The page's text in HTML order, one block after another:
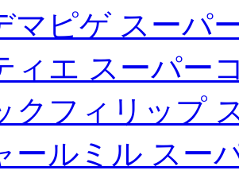
マピゲ スーパ
ィエ スーパー
クフィリップ
ールミル スー